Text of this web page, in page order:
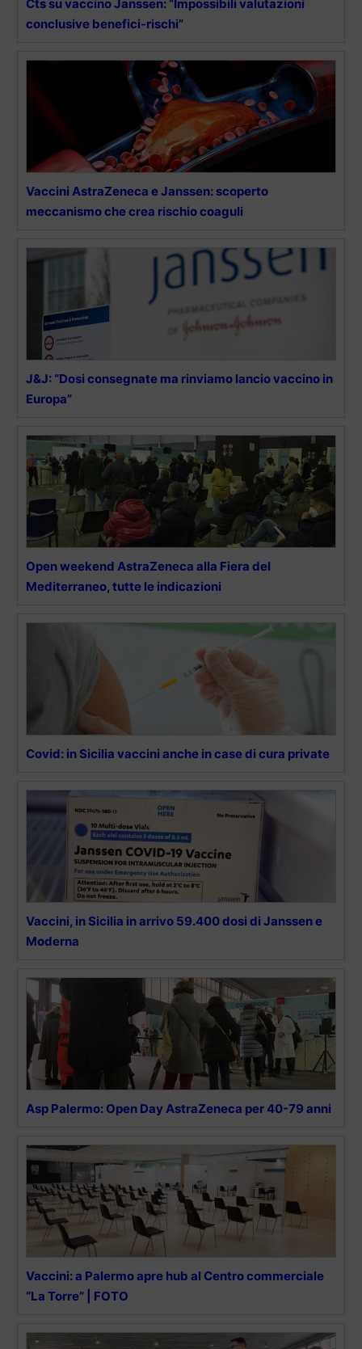
Cts su vaccino Janssen: “Impossibili valutazioni
conclusive benefici-rischi”
Vaccini AstraZeneca e Janssen: scoperto
meccanismo che crea rischio coaguli
J&J: “Dosi consegnate ma rinviamo lancio vaccino in
Europa”
Open weekend AstraZeneca alla Fiera del
Mediterraneo, tutte le indicazioni
Covid: in Sicilia vaccini anche in case di cura private
Vaccini, in Sicilia in arrivo 59.400 dosi di Janssen e
Moderna
Asp Palermo: Open Day AstraZeneca per 40-79 anni
Vaccini: a Palermo apre hub al Centro commerciale
“La Torre” | FOTO